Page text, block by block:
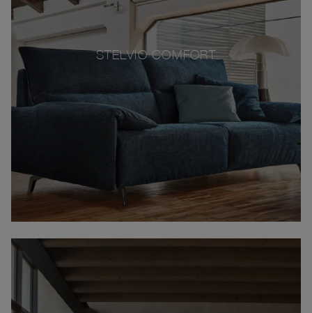
STELVIO COMFORT